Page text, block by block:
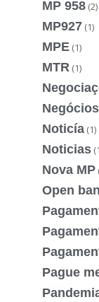
MP 958 (2)
MP927 (1)
MPE (1)
MTR (1)
Negócios
Noticía (1)
Noticias
Nova MP
Open
Pague